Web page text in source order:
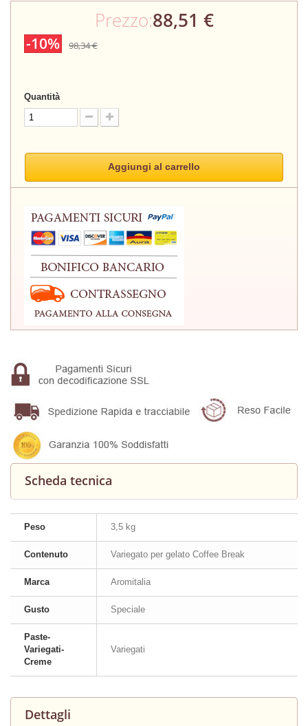
Prezzo:88,51 €
-10% 98,34 €
Quantità
Aggiungi al carrello
Scheda tecnica
Peso 3,5 kg
Contenuto Variegato per gelato Coffee Break
Marca Aromitalia
Gusto Speciale
Paste-
Variegati-
Creme
Variegati
Dettagli